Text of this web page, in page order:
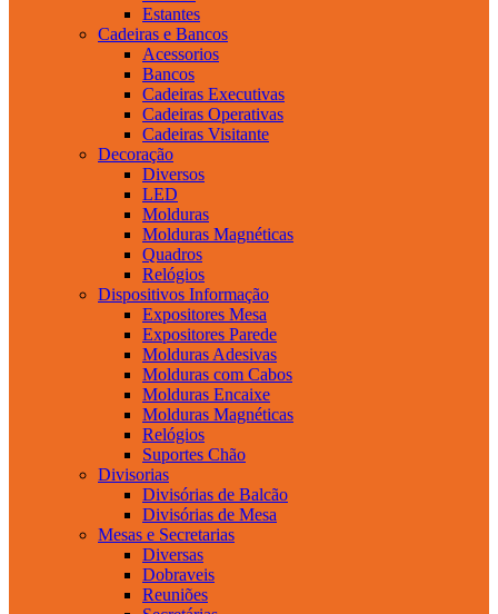
Estantes
Cadeiras e Bancos
Acessorios
Bancos
Cadeiras Executivas
Cadeiras Operativas
Cadeiras Visitante
Decoração
Diversos
LED
Molduras
Molduras Magnéticas
Quadros
Relógios
Dispositivos Informação
Expositores Mesa
Expositores Parede
Molduras Adesivas
Molduras com Cabos
Molduras Encaixe
Molduras Magnéticas
Relógios
Suportes Chão
Divisorias
Divisórias de Balcão
Divisórias de Mesa
Mesas e Secretarias
Diversas
Dobraveis
Reuniões